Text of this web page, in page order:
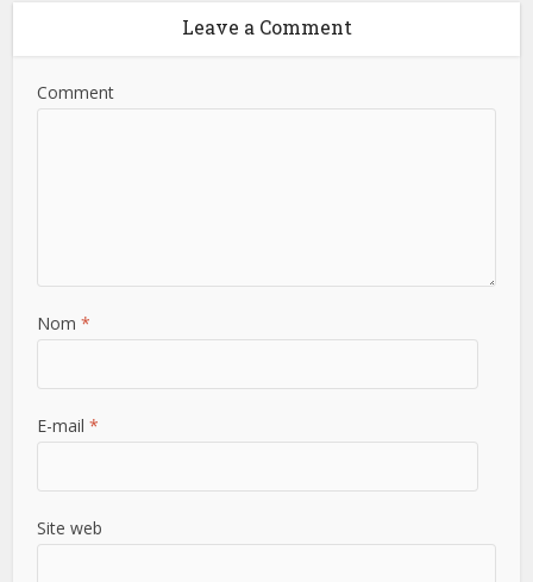
Leave a Comment
Comment
Nom*
E-mail*
Site web